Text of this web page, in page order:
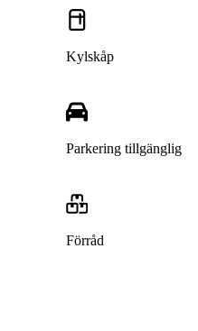
Kylskåp
Parkering tillgänglig
Förråd